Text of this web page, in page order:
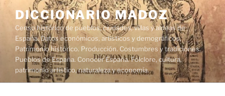
contenido
DICCIONARIO MADOZ
Censo histórico de pueblos, ciudades, villas y aldeas de
España. Datos económicos, artísticos y demográficos.
Patrimonio histórico. Producción. Costumbres y tradiciones.
Pueblos de España. Conocer España. Folclore, cultura,
patrimonio artístico, naturaleza y economía.